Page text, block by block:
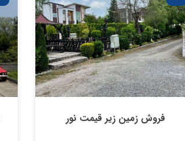
فروش زمین زیر قیمت نور